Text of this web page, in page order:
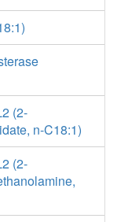
(2-
n-C18:1)
(2-